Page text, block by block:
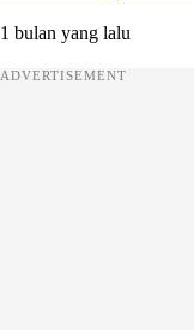
1 bulan yang lalu
ADVERTISEMENT